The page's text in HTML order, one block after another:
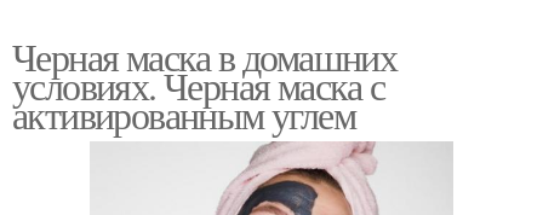
Черная маска в домашних
условиях. Черная маска с
активированным углем